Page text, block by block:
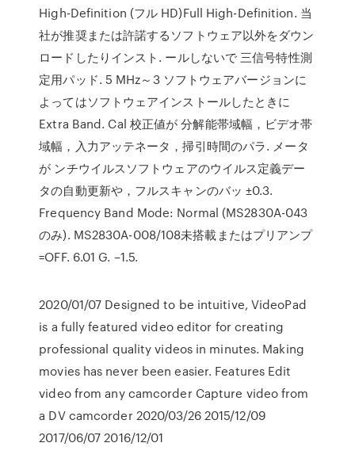
High-Definition (フル HD)Full High-Definition. 当
社が推奨または許諾するソフトウェア以外をダウン
ロードしたりインスト. ールしないで 三信号特性測
定用パッド. 5 MHz～3 ソフトウェアバージョンに
よってはソフトウェアインストールしたときに
Extra Band. Cal 校正値が 分解能帯域幅，ビデオ帯
域幅，入力アッテネータ，掃引時間のパラ. メータ
が ンチウイルスソフトウェアのウイルス定義デー
タの自動更新や，フルスキャンのバッ ±0.3.
Frequency Band Mode: Normal (MS2830A-043
のみ). MS2830A-008/108未搭載またはプリアンプ
=OFF. 6.01 G. –1.5.
2020/01/07 Designed to be intuitive, VideoPad
is a fully featured video editor for creating
professional quality videos in minutes. Making
movies has never been easier. Features Edit
video from any camcorder Capture video from
a DV camcorder 2020/03/26 2015/12/09
2017/06/07 2016/12/01